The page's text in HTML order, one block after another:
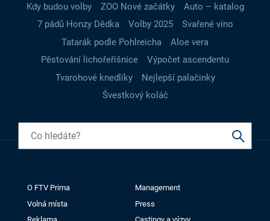
Kdy budou volby
ZOO Nové začátky
Auto – katalog
7 pádů Honzy Dědka
Volby 2025
Svařené víno
Tatarák podle Pohlreicha
Aloe vera
Pěstování lichořeřišnice
Výpočet ascendentu
Tvarohové knedlíky
Nejlepší palačinky
Švestkový koláč
O FTV Prima
Management
Volná místa
Press